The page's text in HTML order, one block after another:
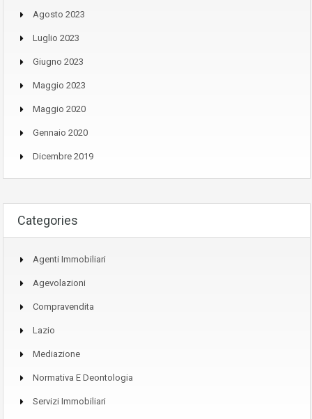
Agosto 2023
Luglio 2023
Giugno 2023
Maggio 2023
Maggio 2020
Gennaio 2020
Dicembre 2019
Categories
Agenti Immobiliari
Agevolazioni
Compravendita
Lazio
Mediazione
Normativa E Deontologia
Servizi Immobiliari